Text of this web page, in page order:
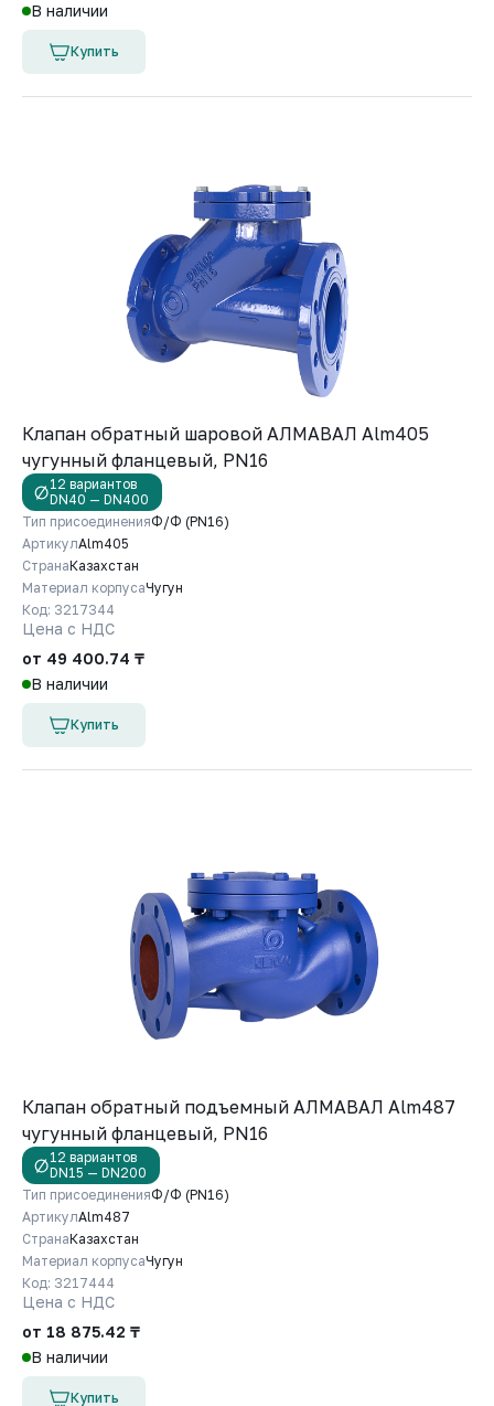
В наличии
Купить
Клапан обратный шаровой АЛМАВАЛ Alm405
чугунный фланцевый, PN16
12 вариантов
DN40 — DN400
Тип присоединенияФ/Ф (PN16)
АртикулAlm405
СтранаКазахстан
Материал корпусаЧугун
Код: 3217344
Цена с НДС
от 49 400.74 ₸
В наличии
Купить
Клапан обратный подъемный АЛМАВАЛ Alm487
чугунный фланцевый, PN16
12 вариантов
DN15 — DN200
Тип присоединенияФ/Ф (PN16)
АртикулAlm487
СтранаКазахстан
Материал корпусаЧугун
Код: 3217444
Цена с НДС
от 18 875.42 ₸
В наличии
Купить